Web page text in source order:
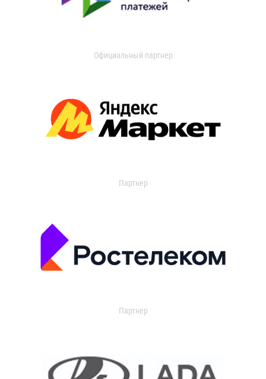
Официальный партнер
Партнер
Партнер